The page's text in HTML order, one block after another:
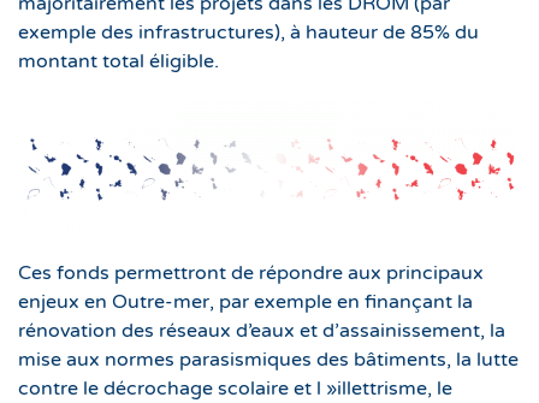
exemple des infrastructures), à hauteur de 85% du
montant total éligible.
Ces fonds permettront de répondre aux principaux
enjeux en Outre-mer, par exemple en finançant la
rénovation des réseaux d’eaux et d’assainissement, la
mise aux normes parasismiques des bâtiments, la lutte
contre le décrochage scolaire et l »illettrisme, le